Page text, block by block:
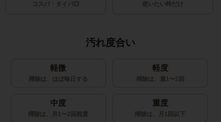
コスパ・タイパ◎ 使いたい時だけ
汚れ度合い
軽微
掃除は、ほぼ毎日する
軽度
掃除は、週1〜2回
中度
掃除は、月1〜2回程度
重度
掃除は、月1回以下